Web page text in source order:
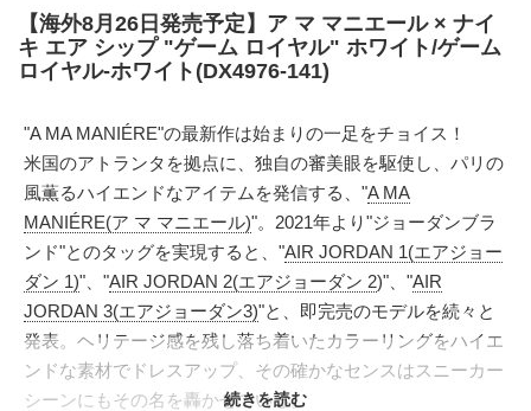
【海外8月26日発売予定】ア マ マニエール × ナイ
キ エア シップ "ゲーム ロイヤル" ホワイト/ゲーム
ロイヤル-ホワイト(DX4976-141)
"A MA MANIÉRE"の最新作は始まりの一足をチョイス！
米国のアトランタを拠点に、独自の審美眼を駆使し、パリの
風薫るハイエンドなアイテムを発信する、"A MA
MANIÉRE(ア マ マニエール)"。2021年より"ジョーダンブラ
ンド"とのタッグを実現すると、"AIR JORDAN 1(エアジョー
ダン 1)"、"AIR JORDAN 2(エアジョーダン 2)"、"AIR
JORDAN 3(エアジョーダン3)"と、即完売のモデルを続々と
発表。ヘリテージ感を残し落ち着いたカラーリングをハイエ
ンドな素材でドレスアップ、その確かなセンスはスニーカー
シーンにもその名を轟かせている。
続きを読む